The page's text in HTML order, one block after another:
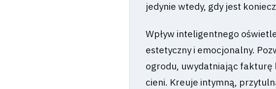
jedynie wtedy, gdy jest
Wpływ inteligentnego
estetyczny i emocjonalny.
ogrodu, uwydatniając fakturę
cieni. Kreuje intymną,